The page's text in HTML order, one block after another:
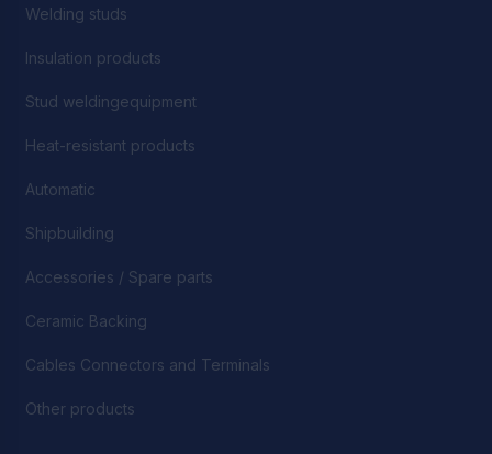
Welding studs
Insulation products
Stud weldingequipment
Heat-resistant products
Automatic
Shipbuilding
Accessories / Spare parts
Ceramic Backing
Cables Connectors and Terminals
Other products